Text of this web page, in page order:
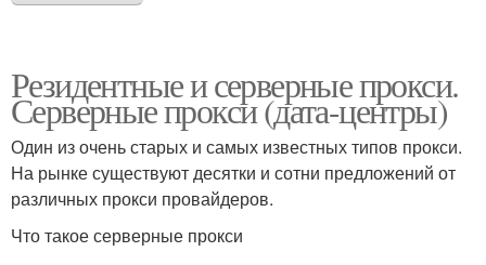
Резидентные и серверные прокси.
Серверные прокси (дата-центры)
Один из очень старых и самых известных типов прокси.
На рынке существуют десятки и сотни предложений от
различных прокси провайдеров.
Что такое серверные прокси